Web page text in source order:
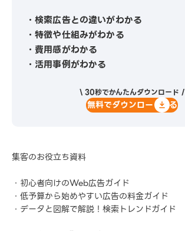
・検索広告との違いがわかる
・特徴や仕組みがわかる
・費用感がわかる
・活用事例がわかる
\ 30秒でかんたんダウンロード /
無料でダウンロードする
集客のお役立ち資料
・初心者向けのWeb広告ガイド
・低予算から始めやすい広告の料金ガイド
・データと図解で解説！検索トレンドガイド